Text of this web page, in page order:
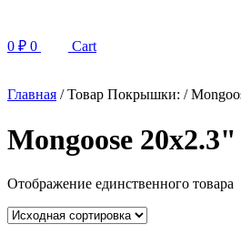
0 ₽ 0 Cart
Главная / Товар Покрышки: /
Mongoose 20x2.3"
Отображение единственного товара